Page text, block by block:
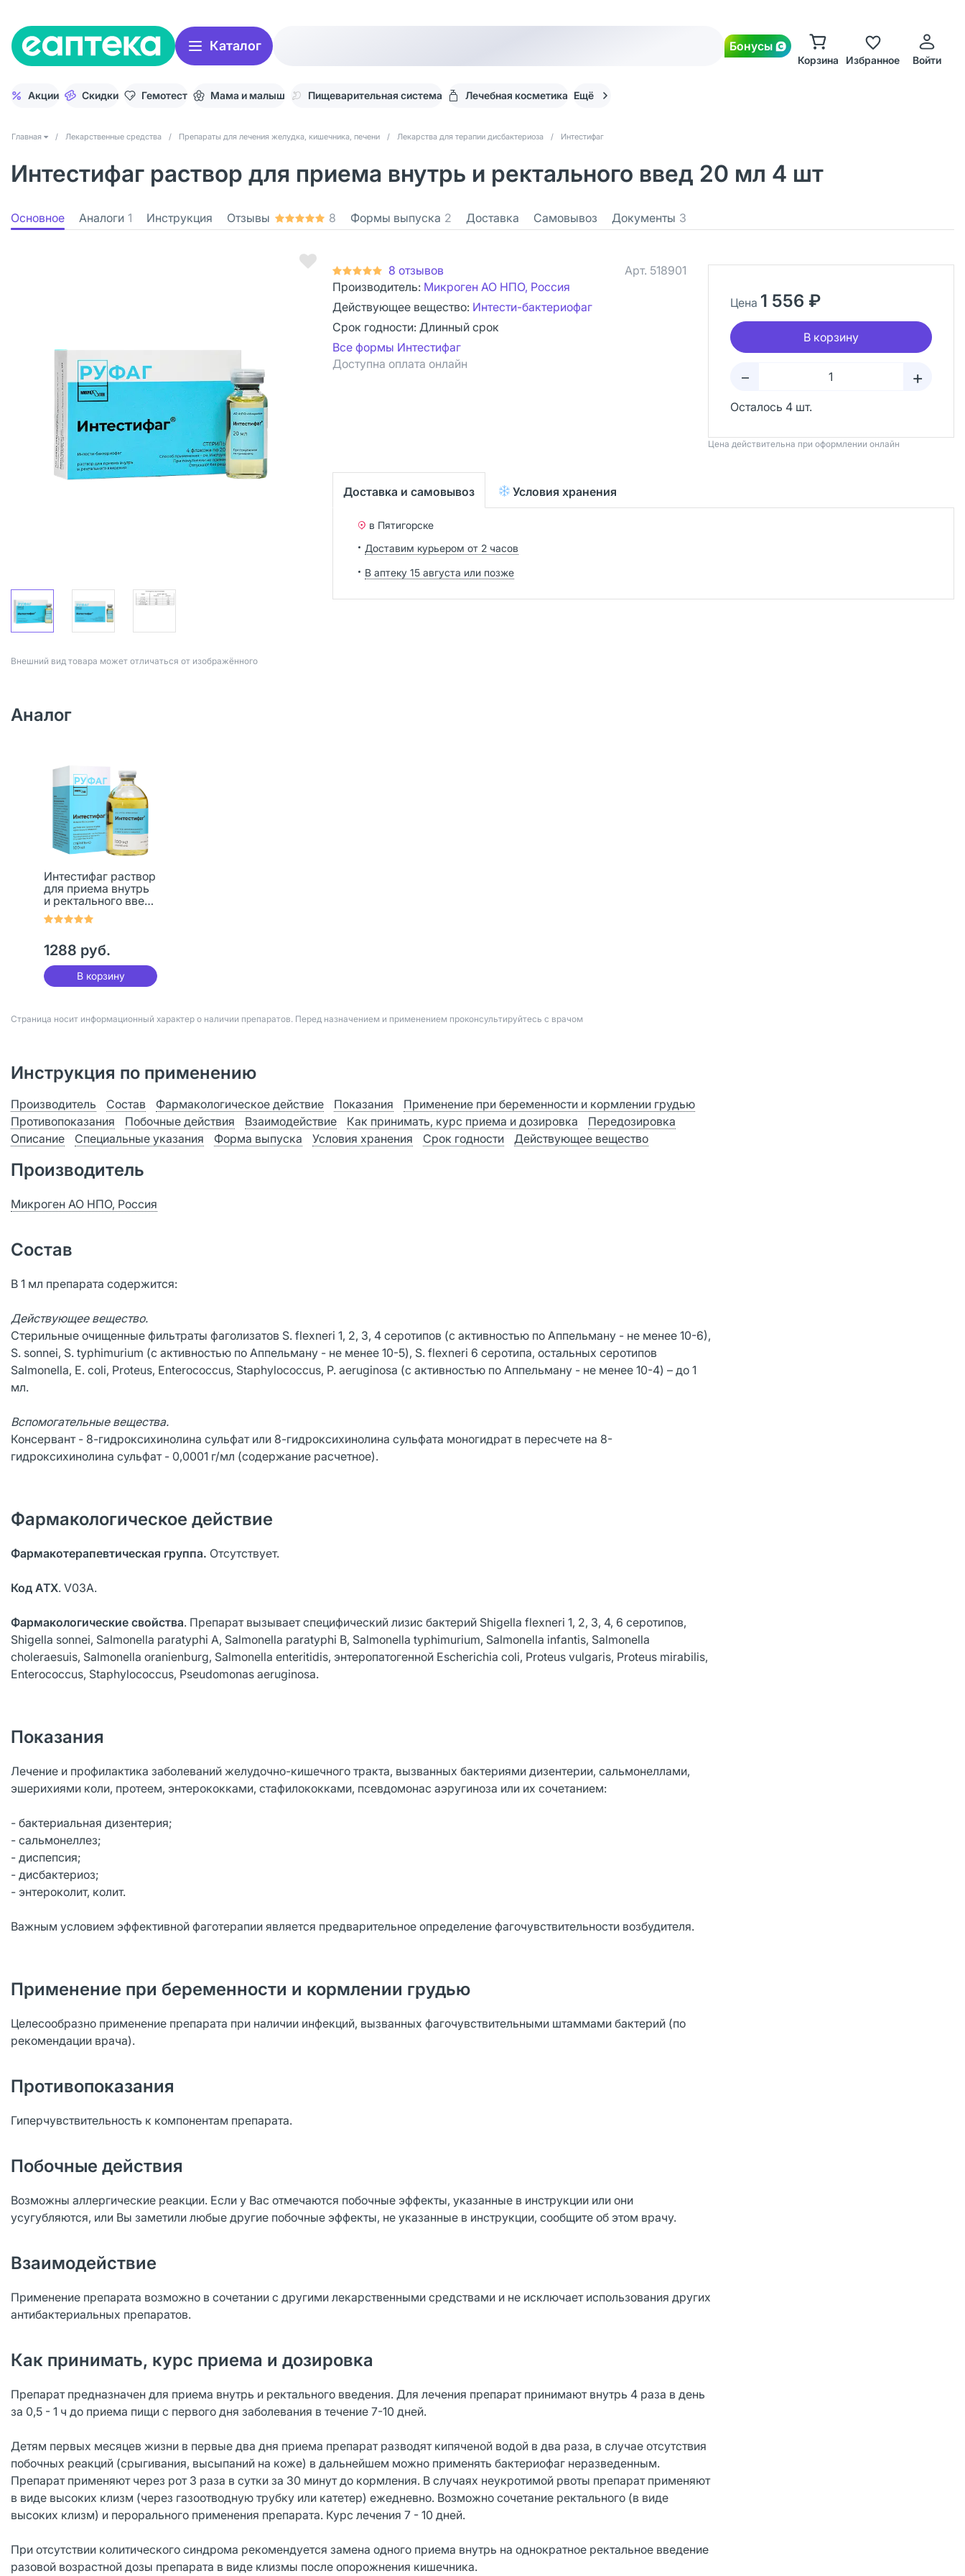
Каталог Бонусы
Корзина Избранное Войти
Акции Скидки Гемотест Мама и малыш Пищеварительная система Лечебная косметика Ещё
Главная / Лекарственные средства / Препараты для лечения желудка, кишечника, печени / Лекарства для терапии дисбактериоза / Интестифаг
Интестифаг раствор для приема внутрь и ректального введ 20 мл 4 шт
Основное Аналоги 1 Инструкция Отзывы 8 Формы выпуска 2 Доставка Самовывоз Документы 3
Bнешний вид товара может отличаться от изображённого
8 отзывов Арт. 518901
Производитель: Микроген АО НПО, Россия
Действующее вещество: Интести-бактериофаг
Срок годности: Длинный срок
Все формы Интестифаг
Доступна оплата онлайн
Цена 1 556 ₽
В корзину
– +
Осталось 4 шт.
Цена действительна при оформлении онлайн
Доставка и самовывоз Условия хранения
в Пятигорске
Доставим курьером от 2 часов
В аптеку 15 августа или позже
Аналог
Интестифаг раствор
для приема внутрь
и ректального введ
100 мл 1 шт
1288 руб.
В корзину
Страница носит информационный характер о наличии препаратов. Перед назначением и применением проконсультируйтесь с врачом
Инструкция по применению
Производитель Состав Фармакологическое действие Показания
Применение при беременности и кормлении грудью
Противопоказания
Побочные действия Взаимодействие Как принимать, курс приема и дозировка
Передозировка
Описание
Специальные указания Форма выпуска Условия хранения Срок годности Действующее вещество
Производитель
Микроген АО НПО, Россия
Состав
В 1 мл препарата содержится:
Действующее вещество.
Стерильные очищенные фильтраты фаголизатов S. flexneri 1, 2, 3, 4 серотипов (с активностью по Аппельману - не менее 10-6),
S. sonnei, S. typhimurium (с активностью по Аппельману - не менее 10-5), S. flexneri 6 серотипа, остальных серотипов
Salmonella, E. coli, Proteus, Enterococcus, Staphylococcus, P. aeruginosa (с активностью по Аппельману - не менее 10-4) – до 1
мл.
Вспомогательные вещества.
Консервант - 8-гидроксихинолина сульфат или 8-гидроксихинолина сульфата моногидрат в пересчете на 8-
гидроксихинолина сульфат - 0,0001 г/мл (содержание расчетное).
Фармакологическое действие
Фармакотерапевтическая группа. Отсутствует.
Код ATХ. V03A.
Фармакологические свойства. Препарат вызывает специфический лизис бактерий Shigella flexneri 1, 2, 3, 4, 6 серотипов,
Shigella sonnei, Salmonella paratyphi A, Salmonella paratyphi B, Salmonella typhimurium, Salmonella infantis, Salmonella
choleraesuis, Salmonella oranienburg, Salmonella enteritidis, энтеропатогенной Escherichia coli, Proteus vulgaris, Proteus mirabilis,
Enterococcus, Staphylococcus, Pseudomonas aeruginosa.
Показания
Лечение и профилактика заболеваний желудочно-кишечного тракта, вызванных бактериями дизентерии, сальмонеллами,
эшерихиями коли, протеем, энтерококками, стафилококками, псевдомонас аэругиноза или их сочетанием:
- бактериальная дизентерия;
- сальмонеллез;
- диспепсия;
- дисбактериоз;
- энтероколит, колит.
Важным условием эффективной фаготерапии является предварительное определение фагочувствительности возбудителя.
Применение при беременности и кормлении грудью
Целесообразно применение препарата при наличии инфекций, вызванных фагочувствительными штаммами бактерий (по
рекомендации врача).
Противопоказания
Гиперчувствительность к компонентам препарата.
Побочные действия
Возможны аллергические реакции. Если у Вас отмечаются побочные эффекты, указанные в инструкции или они
усугубляются, или Вы заметили любые другие побочные эффекты, не указанные в инструкции, сообщите об этом врачу.
Взаимодействие
Применение препарата возможно в сочетании с другими лекарственными средствами и не исключает использования других
антибактериальных препаратов.
Как принимать, курс приема и дозировка
Препарат предназначен для приема внутрь и ректального введения. Для лечения препарат принимают внутрь 4 раза в день
за 0,5 - 1 ч до приема пищи с первого дня заболевания в течение 7-10 дней.
Детям первых месяцев жизни в первые два дня приема препарат разводят кипяченой водой в два раза, в случае отсутствия
побочных реакций (срыгивания, высыпаний на коже) в дальнейшем можно применять бактериофаг неразведенным.
Препарат применяют через рот 3 раза в сутки за 30 минут до кормления. В случаях неукротимой рвоты препарат применяют
в виде высоких клизм (через газоотводную трубку или катетер) ежедневно. Возможно сочетание ректального (в виде
высоких клизм) и перорального применения препарата. Курс лечения 7 - 10 дней.
При отсутствии колитического синдрома рекомендуется замена одного приема внутрь на однократное ректальное введение
разовой возрастной дозы препарата в виде клизмы после опорожнения кишечника.